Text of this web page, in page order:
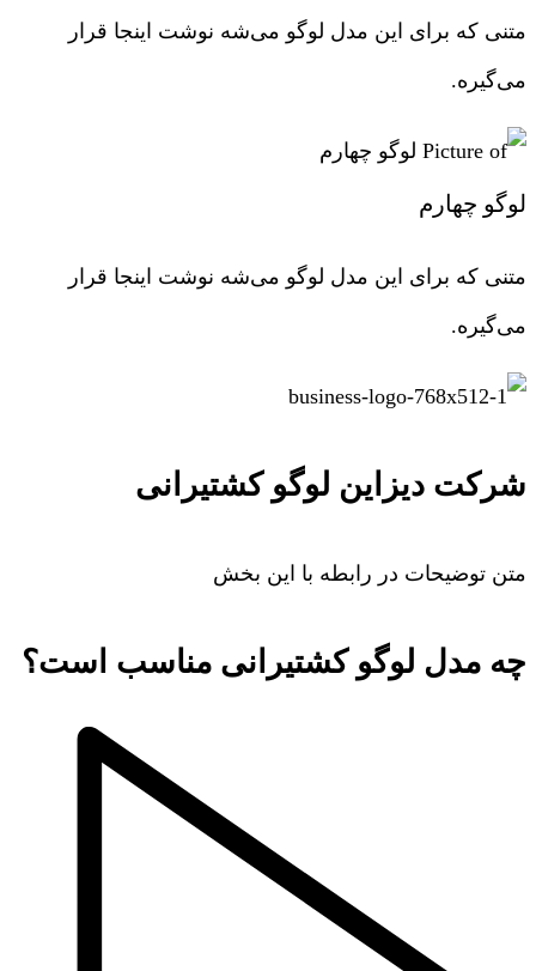
متنی که برای این مدل لوگو می‌شه نوشت اینجا قرار
می‌گیره.
لوگو چهارم
متنی که برای این مدل لوگو می‌شه نوشت اینجا قرار
می‌گیره.
شرکت دیزاین لوگو کشتیرانی
متن توضیحات در رابطه با این بخش
چه مدل لوگو کشتیرانی مناسب است؟